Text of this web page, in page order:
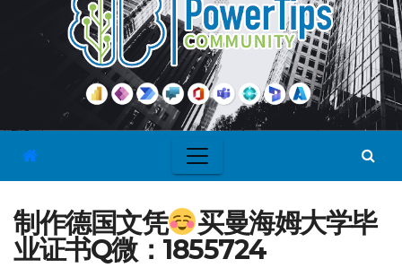
制作德国文凭
买曼海姆大学毕
业证书Q微：1855724